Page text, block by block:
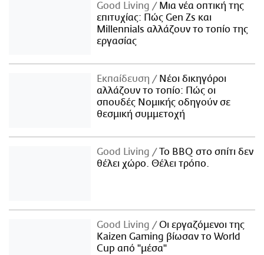
Good Living
Μια νέα οπτική της
επιτυχίας: Πώς Gen Zs και
Millennials αλλάζουν το τοπίο της
εργασίας
Εκπαίδευση
Νέοι δικηγόροι
αλλάζουν το τοπίο: Πώς οι
σπουδές Νομικής οδηγούν σε
θεσμική συμμετοχή
Good Living
Το BBQ στο σπίτι δεν
θέλει χώρο. Θέλει τρόπο.
Good Living
Οι εργαζόμενοι της
Kaizen Gaming βίωσαν το World
Cup από "μέσα"